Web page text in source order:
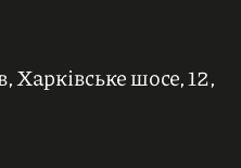
Харківське шосе, 12,